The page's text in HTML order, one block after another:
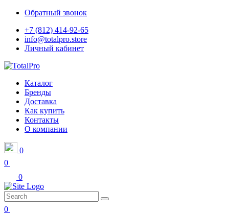
Обратный звонок
+7 (812) 414-92-65
info@totalpro.store
Личный кабинет
Каталог
Бренды
Доставка
Как купить
Контакты
О компании
0
0
0
0